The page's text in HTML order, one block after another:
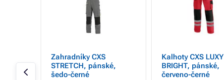
Zahradníky CXS
STRETCH, pánské,
šedo-černé
Kalhoty CXS LUXY
BRIGHT, pánské,
červeno-černé